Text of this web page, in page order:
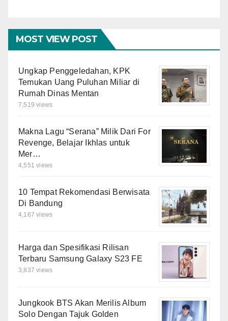
MOST VIEW POST
Ungkap Penggeledahan, KPK
Temukan Uang Puluhan Miliar di
Rumah Dinas Mentan
7,519 views
Makna Lagu “Serana” Milik Dari For
Revenge, Belajar Ikhlas untuk
Mer…
4,551 views
10 Tempat Rekomendasi Berwisata
Di Bandung
4,167 views
Harga dan Spesifikasi Rilisan
Terbaru Samsung Galaxy S23 FE
3,837 views
Jungkook BTS Akan Merilis Album
Solo Dengan Tajuk Golden